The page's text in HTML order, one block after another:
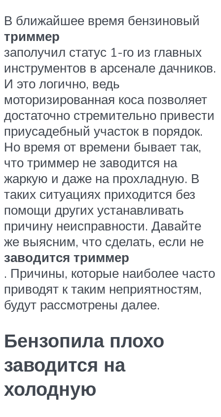
В ближайшее время бензиновый
триммер
заполучил статус 1-го из главных
инструментов в арсенале дачников.
И это логично, ведь
моторизированная коса позволяет
достаточно стремительно привести
приусадебный участок в порядок.
Но время от времени бывает так,
что триммер не заводится на
жаркую и даже на прохладную. В
таких ситуациях приходится без
помощи других устанавливать
причину неисправности. Давайте
же выясним, что сделать, если не
заводится триммер
. Причины, которые наиболее часто
приводят к таким неприятностям,
будут рассмотрены далее.
Бензопила плохо
заводится на
холодную